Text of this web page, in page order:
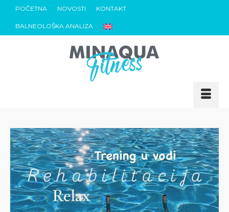
POČETNA NOVOSTI KONTAKT
BALNEOLOŠKA ANALIZA